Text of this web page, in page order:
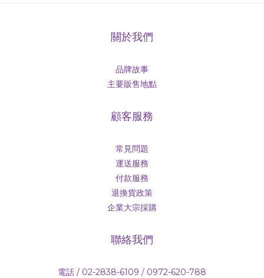
關於我們
品牌故事
主要販售地點
顧客服務
常見問題
運送服務
付款服務
退換貨政策
企業大宗採購
聯絡我們
電話 / 02-2838-6109 / 0972-620-788